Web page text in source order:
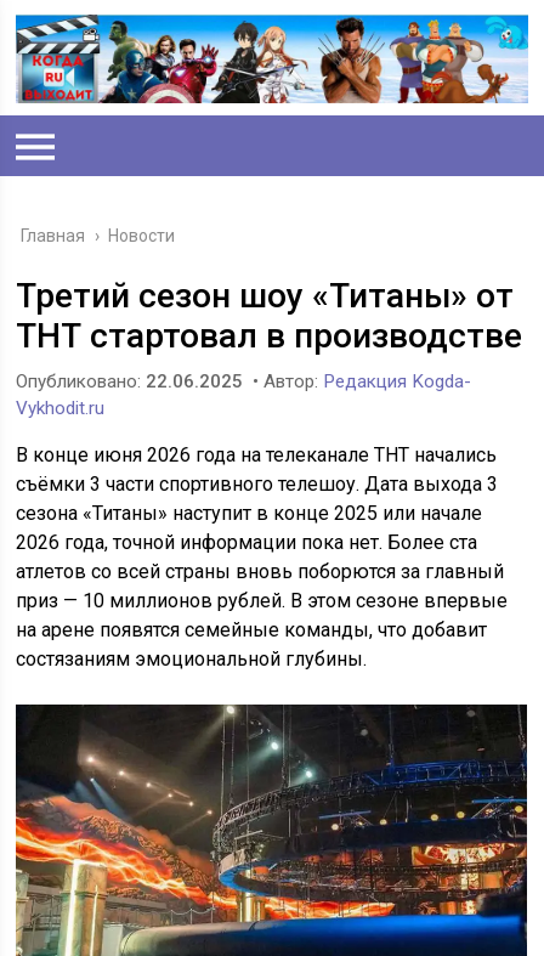
Главная › Новости
Третий сезон шоу «Титаны» от
ТНТ стартовал в производстве
Опубликовано: 22.06.2025 • Автор: Редакция Kogda-
Vykhodit.ru
В конце июня 2026 года на телеканале ТНТ начались
съёмки 3 части спортивного телешоу. Дата выхода 3
сезона «Титаны» наступит в конце 2025 или начале
2026 года, точной информации пока нет. Более ста
атлетов со всей страны вновь поборются за главный
приз — 10 миллионов рублей. В этом сезоне впервые
на арене появятся семейные команды, что добавит
состязаниям эмоциональной глубины.